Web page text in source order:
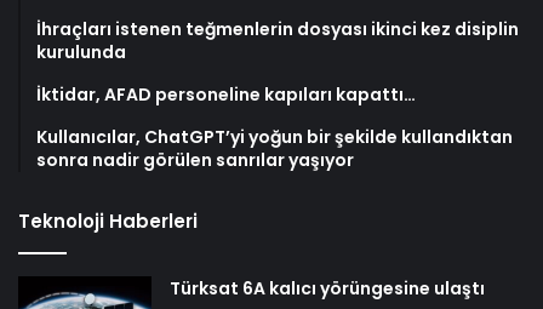
İhraçları istenen teğmenlerin dosyası ikinci kez disiplin
kurulunda
İktidar, AFAD personeline kapıları kapattı…
Kullanıcılar, ChatGPT’yi yoğun bir şekilde kullandıktan
sonra nadir görülen sanrılar yaşıyor
Teknoloji Haberleri
Türksat 6A kalıcı yörüngesine ulaştı